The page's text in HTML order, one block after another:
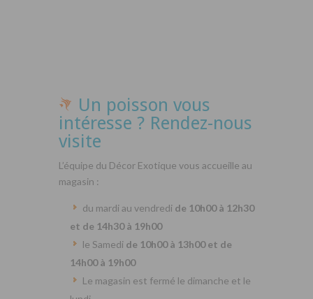
Un poisson vous
intéresse ? Rendez-nous
visite
L’équipe du Décor Exotique vous accueille au
magasin :
du mardi au vendredi de 10h00 à 12h30
et de 14h30 à 19h00
le Samedi de 10h00 à 13h00 et de
14h00 à 19h00
Le magasin est fermé le dimanche et le